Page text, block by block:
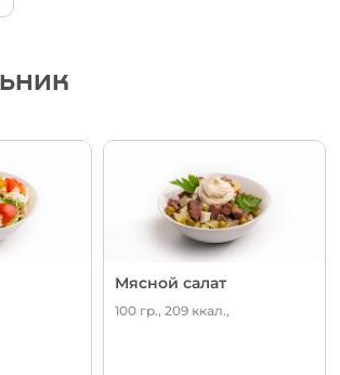
Мясной салат
100 гр., 209 ккал.,